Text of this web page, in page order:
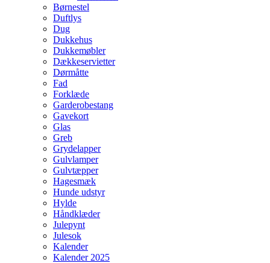
Børnestel
Duftlys
Dug
Dukkehus
Dukkemøbler
Dækkeservietter
Dørmåtte
Fad
Forklæde
Garderobestang
Gavekort
Glas
Greb
Grydelapper
Gulvlamper
Gulvtæpper
Hagesmæk
Hunde udstyr
Hylde
Håndklæder
Julepynt
Julesok
Kalender
Kalender 2025